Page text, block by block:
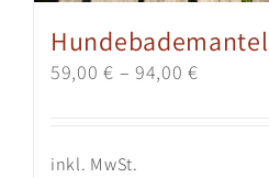
59,00€ –94,00€
inkl. MwSt.